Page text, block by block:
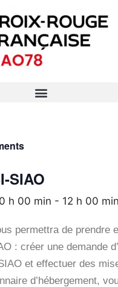
SIAO
h 00 min - 12 h 00 min
permettra de prendre
: créer une demande
et effectuer des
d’hébergement,